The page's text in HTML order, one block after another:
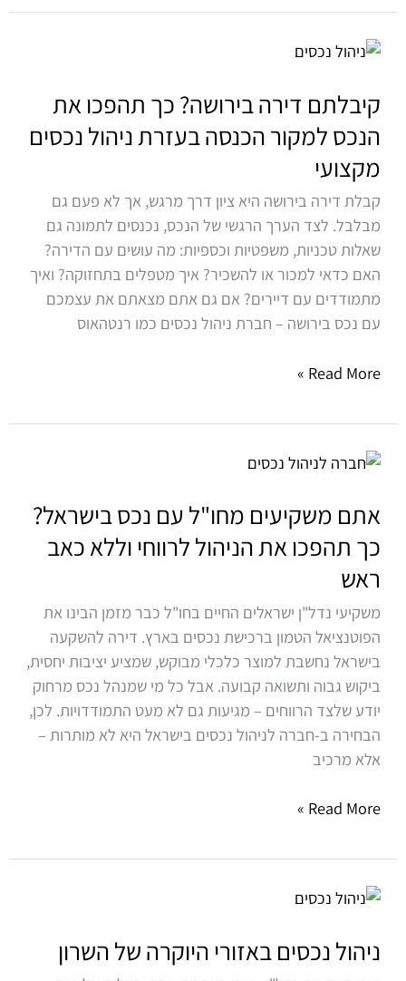
קיבלתם דירה בירושה? כך תהפכו את
הנכס למקור הכנסה בעזרת ניהול נכסים
מקצועי
קבלת דירה בירושה היא ציון דרך מרגש, אך לא פעם גם
מבלבל. לצד הערך הרגשי של הנכס, נכנסים לתמונה גם
שאלות טכניות, משפטיות וכספיות: מה עושים עם הדירה?
האם כדאי למכור או להשכיר? איך מטפלים בתחזוקה? ואיך
מתמודדים עם דיירים? אם גם אתם מצאתם את עצמכם
עם נכס בירושה – חברת ניהול נכסים כמו רנטהאוס
קיבלתם
בירושה?
כך
תהפכו
את
הנכס
למקור
הכנסה
בעזרת
ניהול
נכסים
Read More »
אתם משקיעים מחו"ל עם נכס בישראל?
כך תהפכו את הניהול לרווחי וללא כאב
ראש
משקיעי נדל"ן ישראלים החיים בחו"ל כבר מזמן הבינו את
הפוטנציאל הטמון ברכישת נכסים בארץ. דירה להשקעה
בישראל נחשבת למוצר כלכלי מבוקש, שמציע יציבות יחסית,
ביקוש גבוה ותשואה קבועה. אבל כל מי שמנהל נכס מרחוק
יודע שלצד הרווחים – מגיעות גם לא מעט התמודדויות. לכן,
הבחירה ב-חברה לניהול נכסים בישראל היא לא מותרות –
אלא מרכיב
אתם
מחו"ל
נכס
בישראל?
כך
תהפכו
את
הניהול
לרווחי
וללא
כאב
Read More »
ניהול נכסים באזורי היוקרה של השרון
ניהול
באזורי